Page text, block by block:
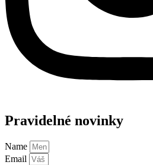
Pravidelné novinky
Name
Email